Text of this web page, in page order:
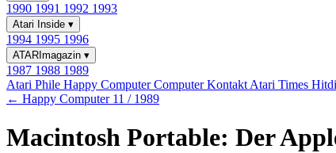
1990 1991 1992 1993
Atari Inside ▾
1994 1995 1996
ATARImagazin ▾
1987 1988 1989
Atari Phile Happy ComputerComputer Kontakt Atari Times
← Happy Computer 11 / 1989
Macintosh Portable: Der